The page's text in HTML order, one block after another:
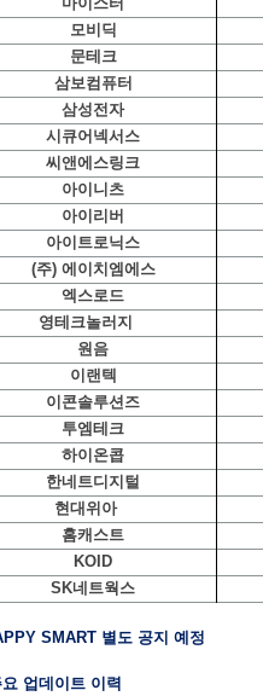
모비딕
문테크
삼보컴퓨터
삼성전자
시큐어넥서스
씨앤에스링크
아이니츠
아이리버
아이트로닉스
(주) 에이치엠에스
엑스로드
영테크놀러지
원음
이랜텍
이콘솔루션즈
투엠테크
하이온콥
한네트디지털
현대위아
홈캐스트
KOID
SK네트웍스
SMART 별도 공지 예정
업데이트 이력